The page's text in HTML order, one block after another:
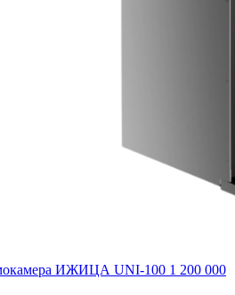
ИЖИЦА UNI-100 1 200 000